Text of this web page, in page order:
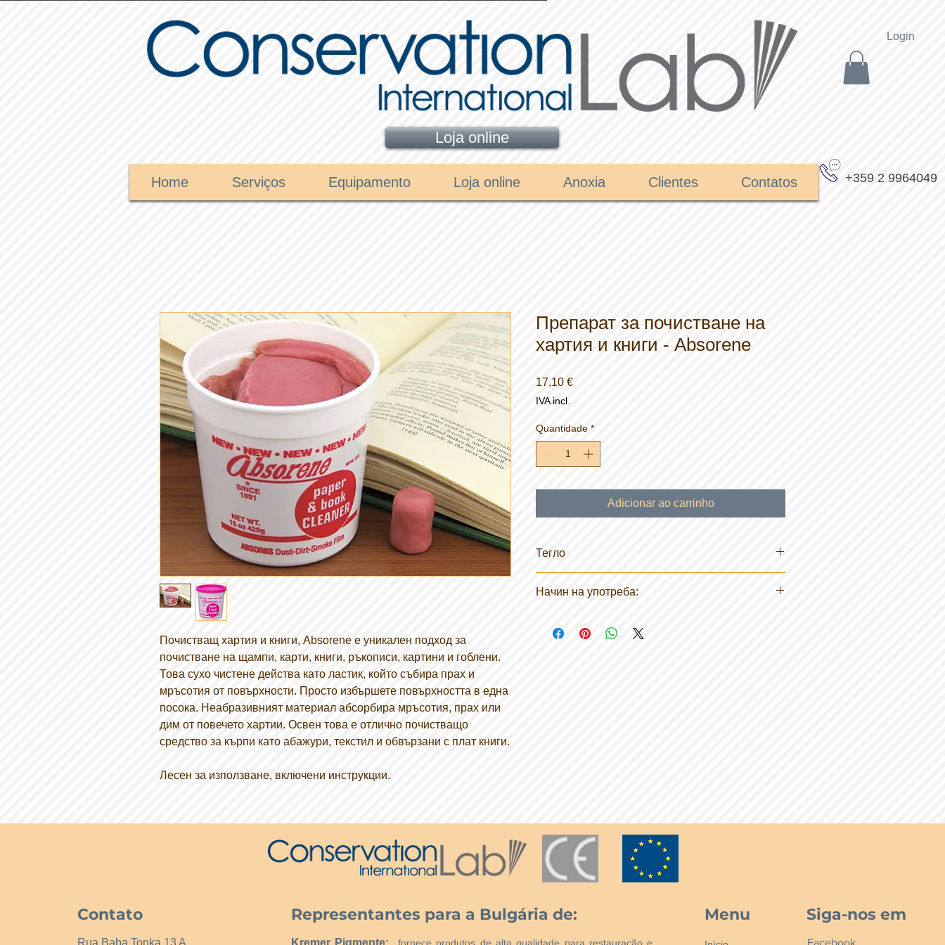
Loja online
Login
Home Serviços Equipamento Loja online Anoxia Clientes Contatos +359 2 9964049
Почистващ хартия и книги, Absorene е уникален подход за
почистване на щампи, карти, книги, ръкописи, картини и гоблени.
Това сухо чистене действа като ластик, който събира прах и
мръсотия от повърхности. Просто избършете повърхността в една
посока. Неабразивният материал абсорбира мръсотия, прах или
дим от повечето хартии. Освен това е отлично почистващо
средство за кърпи като абажури, текстил и обвързани с плат книги.
Лесен за използване, включени инструкции.
Препарат за почистване на
хартия и книги - Absorene
17,10 €Preço
IVA incl.
Quantidade *
Adicionar ao carrinho
Тегло
Начин на употреба:
омекотете в ръцете, докато стане мек и гъвкав
Contato
Rua Baba Tonka 13 A
Representantes para a Bulgária de:
Kremer Pigmente: fornece produtos de alta qualidade para restauração e
Menu Siga-nos em
Facebook